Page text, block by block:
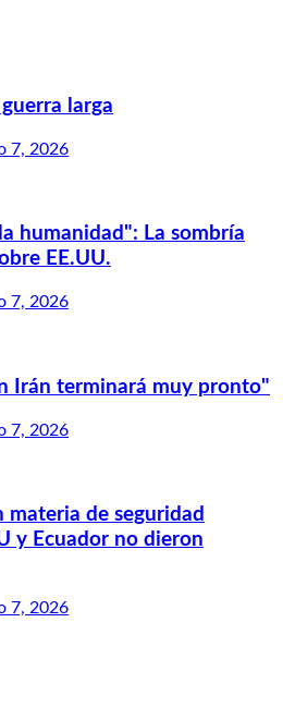
larga
7, 2026
humanidad": La sombría
EE.UU.
7, 2026
Irán terminará muy pronto"
7, 2026
materia de seguridad
y Ecuador no dieron
7, 2026